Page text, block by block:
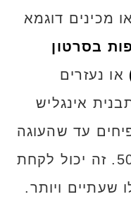
מכינים דוגמא
בסרטון
או נעזרים
אינגליש
עד שהעוגה
מכפילה את עצמה ב – 50%. זה יכול לקחת
שעתיים ויותר.